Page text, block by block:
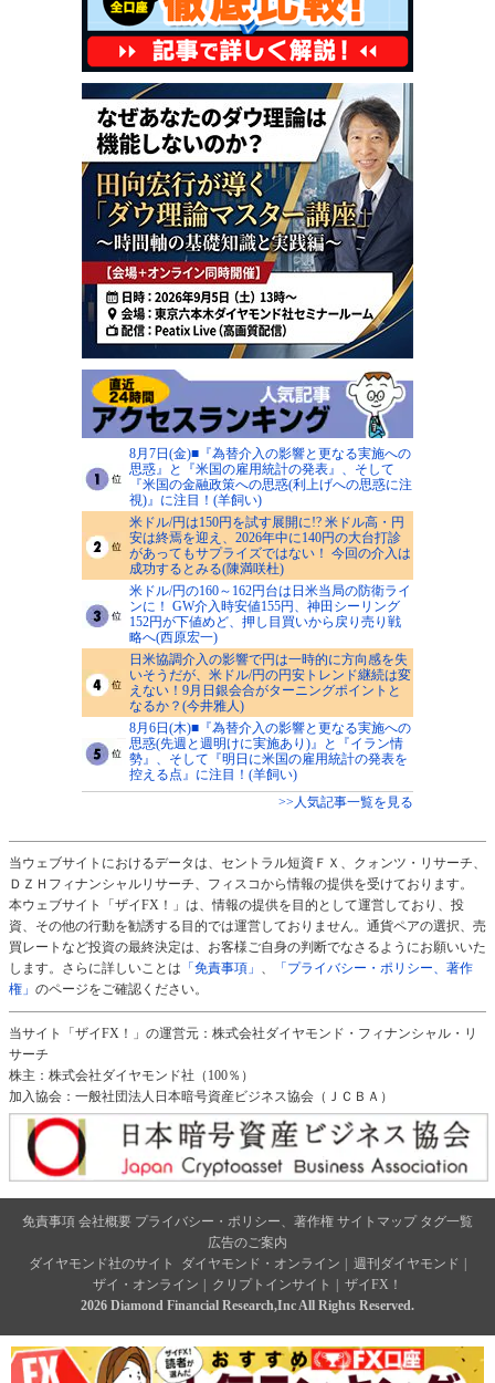
8月7日(金)■『為替介入の影響と更なる実施への
思惑』と『米国の雇用統計の発表』、そして
『米国の金融政策への思惑(利上げへの思惑に注
視)』に注目！(羊飼い)
米ドル/円は150円を試す展開に!? 米ドル高・円
安は終焉を迎え、2026年中に140円の大台打診
があってもサプライズではない！ 今回の介入は
成功するとみる(陳満咲杜)
米ドル/円の160～162円台は日米当局の防衛ライ
ンに！ GW介入時安値155円、神田シーリング
152円が下値めど、押し目買いから戻り売り戦
略へ(西原宏一)
日米協調介入の影響で円は一時的に方向感を失
いそうだが、米ドル/円の円安トレンド継続は変
えない！9月日銀会合がターニングポイントと
なるか？(今井雅人)
8月6日(木)■『為替介入の影響と更なる実施への
思惑(先週と週明けに実施あり)』と『イラン情
勢』、そして『明日に米国の雇用統計の発表を
控える点』に注目！(羊飼い)
>>人気記事一覧を見る
当ウェブサイトにおけるデータは、セントラル短資ＦＸ、クォンツ・リサーチ、
ＤＺＨフィナンシャルリサーチ、フィスコから情報の提供を受けております。
本ウェブサイト「ザイFX！」は、情報の提供を目的として運営しており、投
資、その他の行動を勧誘する目的では運営しておりません。通貨ペアの選択、売
買レートなど投資の最終決定は、お客様ご自身の判断でなさるようにお願いいた
します。さらに詳しいことは 「免責事項」 、
「プライバシー・ポリシー、著作
権」 のページをご確認ください。
当サイト「ザイFX！」の運営元：株式会社ダイヤモンド・フィナンシャル・リ
サーチ
株主：株式会社ダイヤモンド社（100％）
加入協会：一般社団法人日本暗号資産ビジネス協会（ＪＣＢＡ）
免責事項 会社概要 プライバシー・ポリシー、著作権 サイトマップ タグ一覧
広告のご案内
ダイヤモンド社のサイト
ダイヤモンド・オンライン | 週刊ダイヤモンド |
ザイ・オンライン | クリプトインサイト | ザイFX！
2026 Diamond Financial Research,Inc All Rights Reserved.